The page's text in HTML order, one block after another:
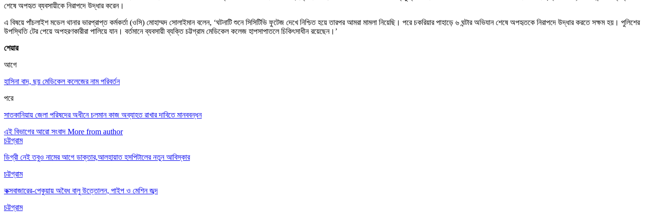
শেষে অপহৃত ব্যবসায়ীকে নিরাপদে উদ্ধার করেন।
এ বিষয়ে পাঁচলাইশ মডেল থানার ভারপ্রাপ্ত কর্মকর্তা (ওসি) মোহাম্মদ সোলাইমান বলেন, ‘ঘটনাটি শুনে সিসিটিভি ফুটেজ দেখে নিশ্চিত হয়ে তারপর আমরা মামলা নিয়েছি। পরে চকরিয়ার পাহাড়ে ৬ ঘন্টার অভিযান শেষে অপহৃতকে নিরাপদে উদ্ধার করতে সক্ষম হয়। পুলিশের
উপস্থিতি টের পেয়ে অপহরণকারীরা পালিয়ে যান। বর্তমানে ব্যবসায়ী ব্যক্তি চট্টগ্রাম মেডিকেল কলেজ হাপসাপাতলে চিকিৎসাধীন রয়েছেন।’
শেয়ার
আগে
হাসিনা বাদ, ছয় মেডিকেল কলেজের নাম পরিবর্তন
পরে
সাতকানিয়ায় জেলা পরিষদের অধীনে চলমান কাজ অব্যাহত রাখার দাবিতে মানববন্ধন
এই বিভাগের আরো সংবাদ More from author
চট্টগ্রাম
ডিগ্রী নেই তবুও নামের আগে ডাক্তার,আলহায়াত হসপিটালের নতুন আবিস্কার
চট্টগ্রাম
কক্সবাজারের-পেকুয়ায় অবৈধ বালু উত্তোলন, পাইপ ও মেশিন জব্দ
চট্টগ্রাম